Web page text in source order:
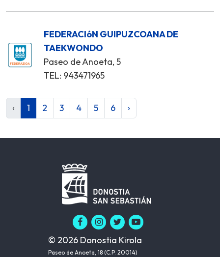
FEDERACIóN GUIPUZCOANA DE
TAEKWONDO
Paseo de Anoeta, 5
TEL: 943471965
‹ 1 2 3 4 5 6 ›
© 2026 Donostia Kirola
Paseo de Anoeta, 18 (C.P. 20014)